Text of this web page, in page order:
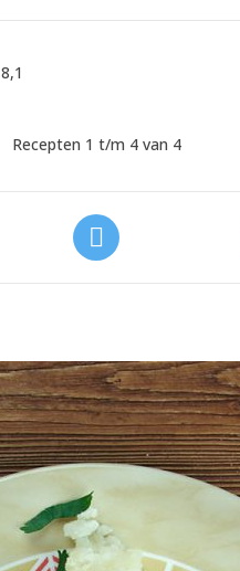
8,1
Recepten 1 t/m 4 van 4